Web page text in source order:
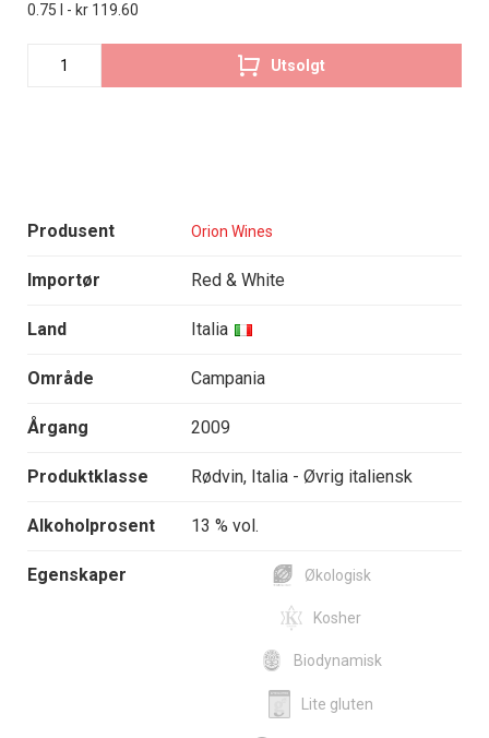
Produsent Orion Wines
Importør Red & White
Land Italia
Område Campania
Årgang 2009
Produktklasse Rødvin, Italia - Øvrig italiensk
Alkoholprosent 13 % vol.
Egenskaper Økologisk
Kosher
Biodynamisk
Lite gluten
0.75 l - kr 119.60
Utsolgt